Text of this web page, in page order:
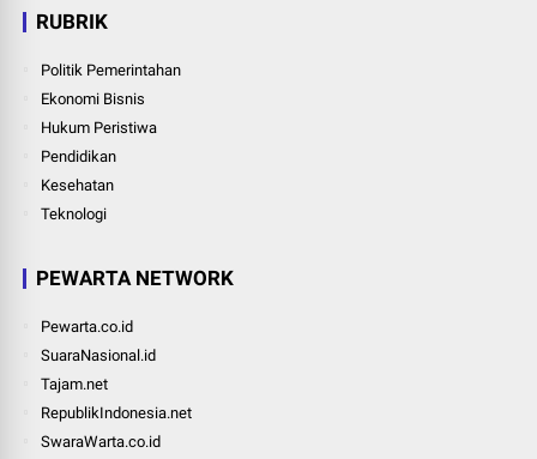
RUBRIK
Politik Pemerintahan
Ekonomi Bisnis
Hukum Peristiwa
Pendidikan
Kesehatan
Teknologi
PEWARTA NETWORK
Pewarta.co.id
SuaraNasional.id
Tajam.net
RepublikIndonesia.net
SwaraWarta.co.id